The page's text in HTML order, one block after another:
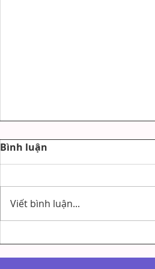
VIẾT CHỮA LÀNH VÀ TRỊ
LIỆU TÂM LÝ: KHÁC NHAU
Bình luận
Viết bình luận...